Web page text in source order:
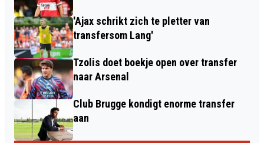
'Ajax schrikt zich te pletter van
transfersom Lang'
Tzolis doet boekje open over transfer
naar Arsenal
Club Brugge kondigt enorme transfer
aan